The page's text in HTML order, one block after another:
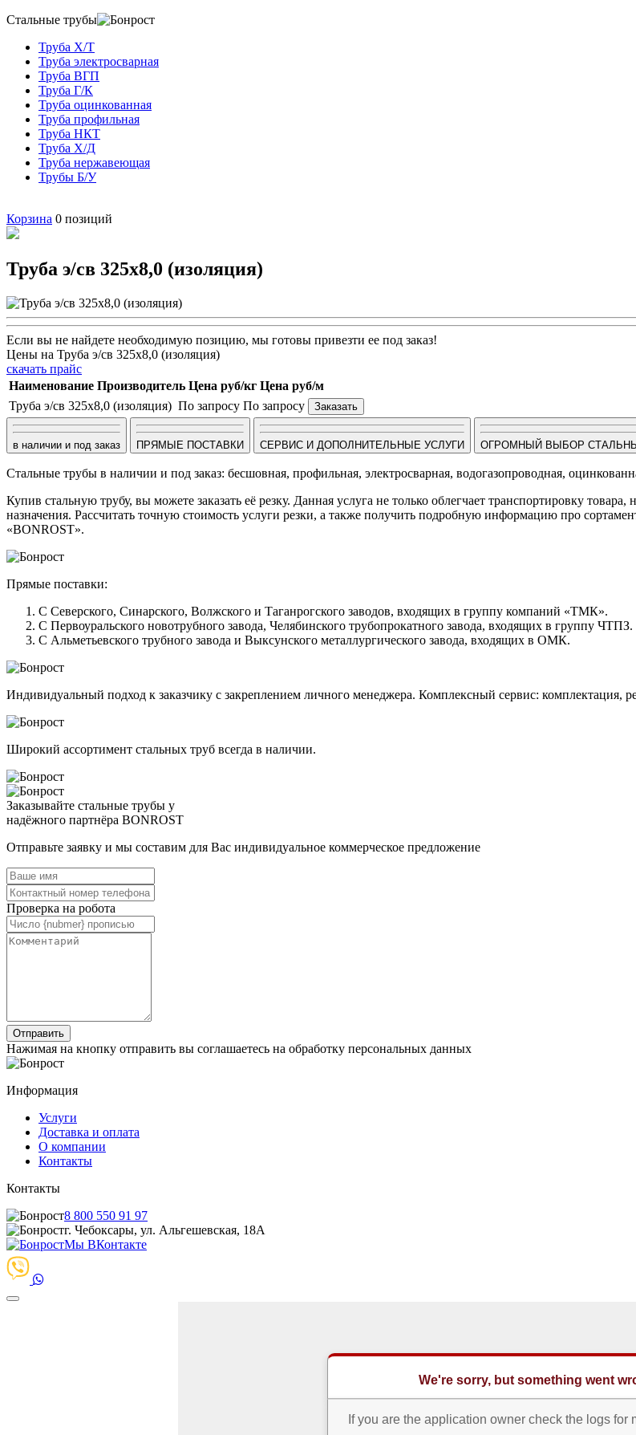
Стальные трубы
Труба Х/Т
Труба электросварная
Труба ВГП
Труба Г/К
Труба оцинкованная
Труба профильная
Труба НКТ
Труба Х/Д
Труба нержавеющая
Трубы Б/У
Корзина 0 позиций
Труба э/св 325х8,0 (изоляция)
Если вы не найдете необходимую позицию, мы готовы привезти ее под заказ!
Цены на Труба э/св 325х8,0 (изоляция)
скачать прайс
Наименование Производитель Цена руб/кг Цена руб/м
Труба э/св 325х8,0 (изоляция) По запросу По запросу Заказать
в наличии и под заказ ПРЯМЫЕ ПОСТАВКИ СЕРВИС И ДОПОЛНИТЕЛЬНЫЕ УСЛУГИ ОГРОМНЫЙ ВЫБОР
Стальные трубы в наличии и под заказ: бесшовная, профильная, электросварная, водогазопроводная,
Купив стальную трубу, вы можете заказать её резку. Данная услуга не только облегчает транспортировку
назначения. Рассчитать точную стоимость услуги резки, а также получить подробную информацию про
«BONROST».
Прямые поставки:
С Северского, Синарского, Волжского и Таганрогского заводов, входящих в группу компаний «ТМК».
С Первоуральского новотрубного завода, Челябинского трубопрокатного завода, входящих в группу ЧТПЗ.
С Альметьевского трубного завода и Выксунского металлургического завода, входящих в ОМК.
Индивидуальный подход к заказчику с закреплением личного менеджера. Комплексный сервис: комплектация,
Широкий ассортимент стальных труб всегда в наличии.
Заказывайте стальные трубы у
надёжного партнёра BONROST
Отправьте заявку и мы составим для Вас индивидуальное коммерческое предложение
Проверка на робота
Нажимая на кнопку отправить вы соглашаетесь на обработку персональных данных
Информация
Услуги
Доставка и оплата
О компании
Контакты
Контакты
8 800 550 91 97
г. Чебоксары, ул. Альгешевская, 18А
Мы ВКонтакте